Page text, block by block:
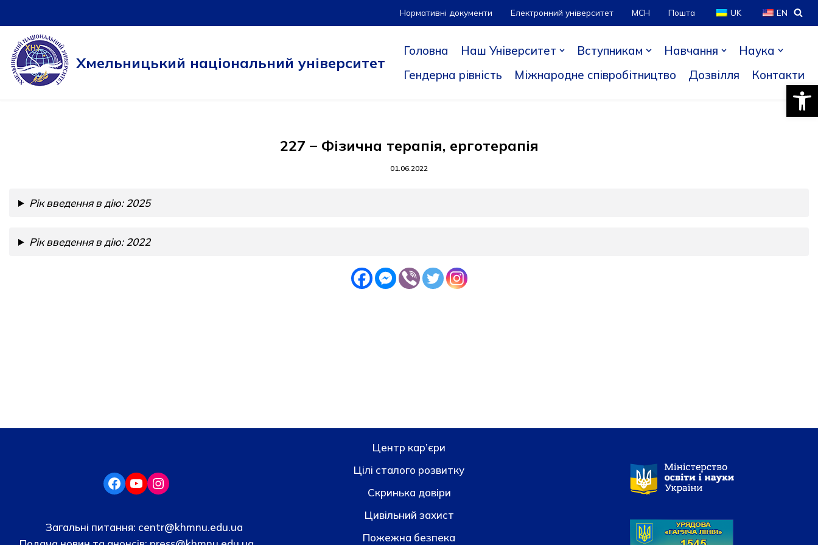
Перейти
до
вмісту
Нормативні документи Електронний університет МСН Пошта UK EN
Хмельницький національний університет
Головна Наш Університет Вступникам Навчання
Наука
Гендерна рівність
Міжнародне співробітництво Дозвілля Контакти
227 – Фізична терапія, ерготерапія
01.06.2022
Рік введення в дію: 2025
Рік введення в дію: 2022
Загальні питання: centr@khmnu.edu.ua
Центр кар’єри
Цілі сталого розвитку
Скринька довiри
Цивільний захист
Пожежна безпека